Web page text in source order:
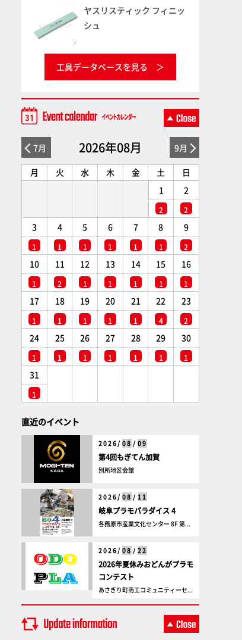
ヤスリスティック フィニッ
シュ
工具データベースを見る
7月 2026年08月 9月
月 火 水 木 金 土
日
1
2
2
2
3
1
4
1
5
1
6
1
7
1
8
1
9
2
10
1
11
2
12
1
13
1
14
1
15
1
16
1
17
1
18
1
19
1
20
1
21
1
22
4
23
2
24
1
25
1
26
1
27
1
28
1
29
1
30
1
31
1
直近のイベント
2026/ 08 / 09
第4回もぎてん加賀
別所地区会館
2026/ 08 / 11
岐阜プラモパラダイス 4
各務原市産業文化センター 8F 第...
2026/ 08 / 22
2026年夏休みおどんがプラモ
コンテスト
あさぎり町商工コミュニティーセ...